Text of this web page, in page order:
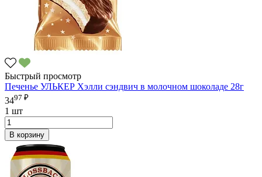
Быстрый просмотр
Печенье УЛЬКЕР Хэлли сэндвич в молочном шоколаде 28г
3497 ₽
1 шт
В корзину